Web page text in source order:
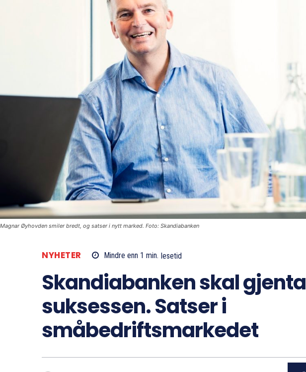
Magnar Øyhovden smiler bredt, og satser i nytt marked. Foto: Skandiabanken
NYHETER Mindre enn 1 min. lesetid
Skandiabanken skal gjenta
suksessen. Satser i
småbedriftsmarkedet